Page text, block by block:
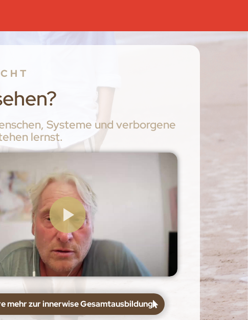
Systeme und verborgene
lernst.
mehr zur innerwise Gesamtausbildung